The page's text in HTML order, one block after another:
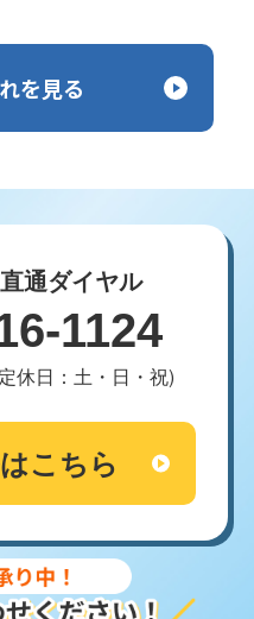
を見る
通ダイヤル
1124
休日：土・日・祝)
こちら